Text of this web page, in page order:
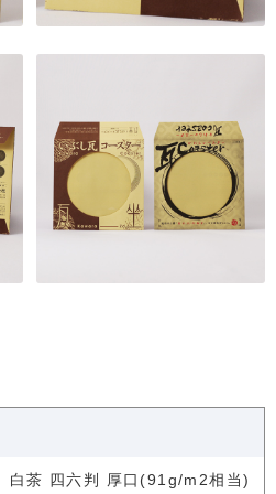
白茶 四六判 厚口(91g/m2相当)